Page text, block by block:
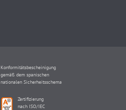
Konformitätsbescheinigung
gemäß dem spanischen
nationalen Sicherheitsschema
Zertifizierung
nach ISO/IEC